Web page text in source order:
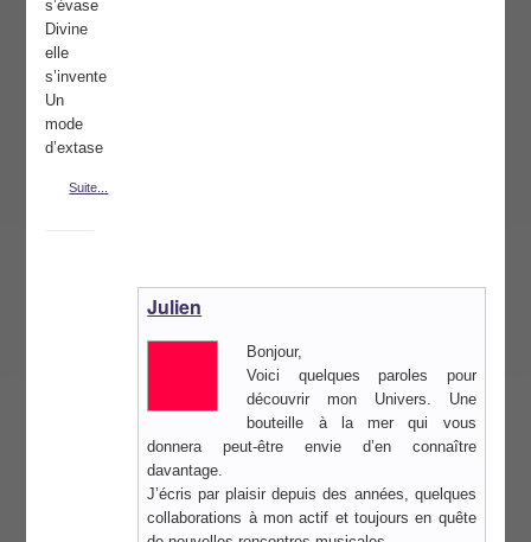
s’évase
Divine
elle
s’invente
Un
mode
d’extase
Suite...
Julien
Bonjour,
Voici quelques paroles pour
découvrir mon Univers. Une
bouteille à la mer qui vous
donnera peut-être envie d’en connaître
davantage.
J’écris par plaisir depuis des années, quelques
collaborations à mon actif et toujours en quête